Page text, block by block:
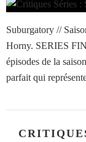
Suburgatory //
Horny. SERIES
épisodes de la
parfait qui